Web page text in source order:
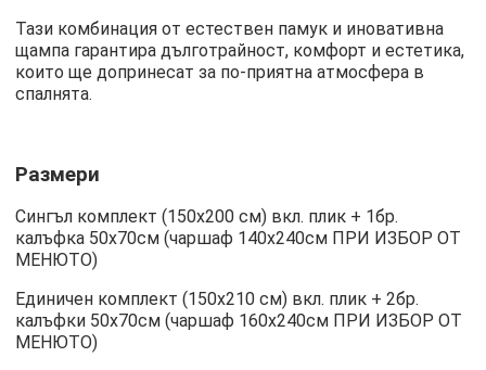
Тази комбинация от естествен памук и иновативна
щампа гарантира дълготрайност, комфорт и естетика,
които ще допринесат за по-приятна атмосфера в
спалнята.
Размери
Сингъл комплект (150х200 см) вкл. плик + 1бр.
калъфка 50х70см (чаршаф 140х240см ПРИ ИЗБОР ОТ
МЕНЮТО)
Единичен комплект (150х210 см) вкл. плик + 2бр.
калъфки 50х70см (чаршаф 160х240см ПРИ ИЗБОР ОТ
МЕНЮТО)